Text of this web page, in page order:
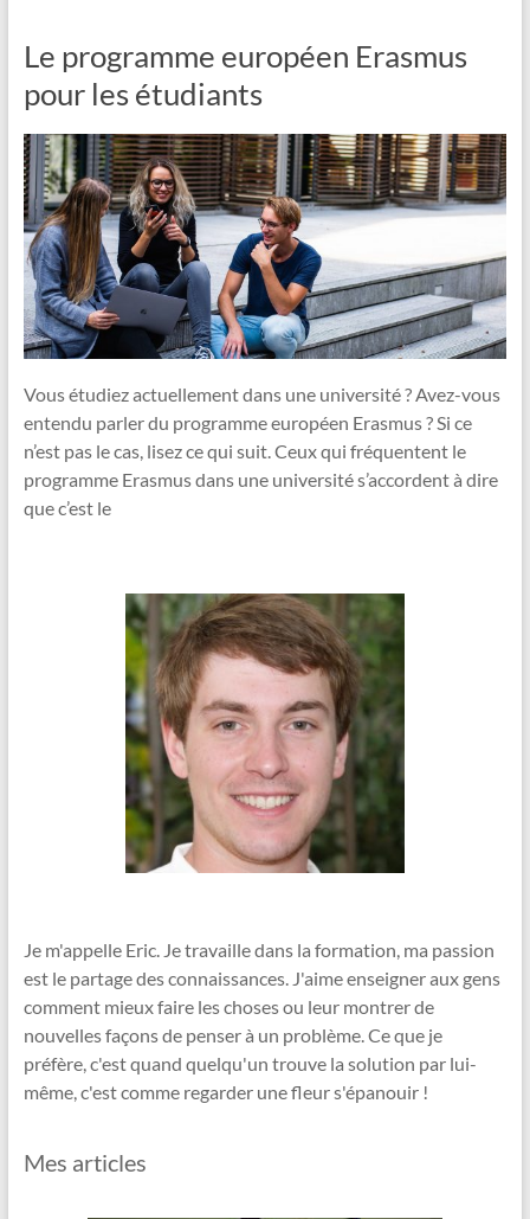
Le programme européen Erasmus
pour les étudiants
Vous étudiez actuellement dans une université ? Avez-vous
entendu parler du programme européen Erasmus ? Si ce
n’est pas le cas, lisez ce qui suit. Ceux qui fréquentent le
programme Erasmus dans une université s’accordent à dire
que c’est le
Je m'appelle Eric. Je travaille dans la formation, ma passion
est le partage des connaissances. J'aime enseigner aux gens
comment mieux faire les choses ou leur montrer de
nouvelles façons de penser à un problème. Ce que je
préfère, c'est quand quelqu'un trouve la solution par lui-
même, c'est comme regarder une fleur s'épanouir !
Mes articles